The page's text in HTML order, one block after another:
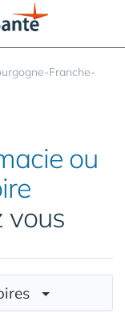
Franche-
ou
vous